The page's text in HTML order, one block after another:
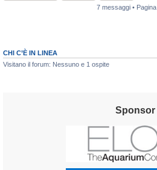
7 messaggi • Pagina
CHI C’È IN LINEA
Visitano il forum: Nessuno e 1 ospite
Sponsor